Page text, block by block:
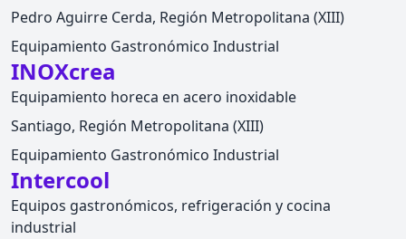
Pedro Aguirre Cerda, Región Metropolitana (XIII)
Equipamiento Gastronómico Industrial
INOXcrea
Equipamiento horeca en acero inoxidable
Santiago, Región Metropolitana (XIII)
Equipamiento Gastronómico Industrial
Intercool
Equipos gastronómicos, refrigeración y cocina
industrial